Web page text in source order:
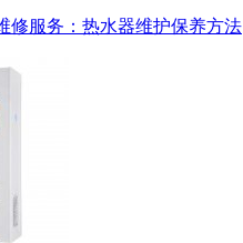
修服务：热水器维护保养方法